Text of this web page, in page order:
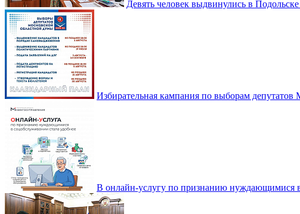
Девять человек выдвинулись в
Избирательная кампания по выборам
В онлайн-услугу по признанию нуждающимися